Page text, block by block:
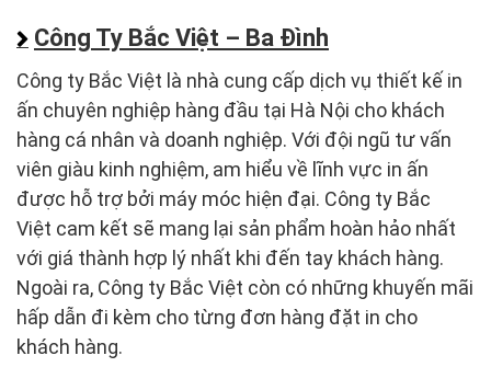
Công Ty Bắc Việt – Ba Đình
Công ty Bắc Việt là nhà cung cấp dịch vụ thiết kế in
ấn chuyên nghiệp hàng đầu tại Hà Nội cho khách
hàng cá nhân và doanh nghiệp. Với đội ngũ tư vấn
viên giàu kinh nghiệm, am hiểu về lĩnh vực in ấn
được hỗ trợ bởi máy móc hiện đại. Công ty Bắc
Việt cam kết sẽ mang lại sản phẩm hoàn hảo nhất
với giá thành hợp lý nhất khi đến tay khách hàng.
Ngoài ra, Công ty Bắc Việt còn có những khuyến mãi
hấp dẫn đi kèm cho từng đơn hàng đặt in cho
khách hàng.